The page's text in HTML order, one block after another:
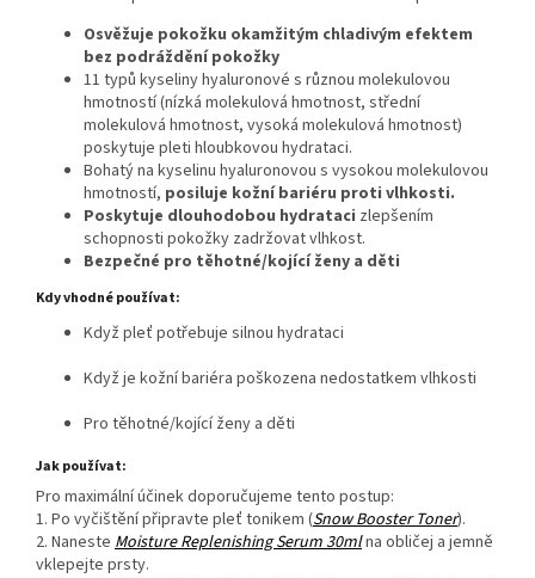
Osvěžuje pokožku okamžitým chladivým efektem
bez podráždění pokožky
11 typů kyseliny hyaluronové s různou molekulovou
hmotností (nízká molekulová hmotnost, střední
molekulová hmotnost, vysoká molekulová hmotnost)
poskytuje pleti hloubkovou hydrataci.
Bohatý na kyselinu hyaluronovou s vysokou molekulovou
hmotností, posiluje kožní bariéru proti vlhkosti.
Poskytuje dlouhodobou hydrataci zlepšením
schopnosti pokožky zadržovat vlhkost.
Bezpečné pro těhotné/kojící ženy a děti
Kdy vhodné používat:
Když pleť potřebuje silnou hydrataci
Když je kožní bariéra poškozena nedostatkem vlhkosti
Pro těhotné/kojící ženy a děti
Jak používat:
Pro maximální účinek doporučujeme tento postup:
1. Po vyčištění připravte pleť tonikem (Snow Booster Toner).
2. Naneste Moisture Replenishing Serum 30mlna obličej a jemně
vklepejte prsty.